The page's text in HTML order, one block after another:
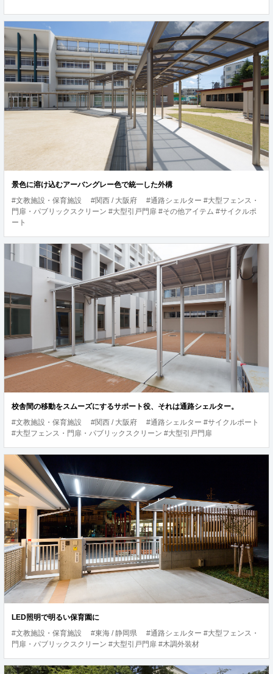
景色に溶け込むアーバングレー色で統一した外構
#文教施設・保育施設
#関西 / 大阪府
#通路シェルター #大型フェンス・
門扉・パブリックスクリーン #大型引戸門扉 #その他アイテム #サイクルポ
ート
校舎間の移動をスムーズにするサポート役、それは通路シェルター。
#文教施設・保育施設
#関西 / 大阪府
#通路シェルター #サイクルポート
#大型フェンス・門扉・パブリックスクリーン #大型引戸門扉
LED照明で明るい保育園に
#文教施設・保育施設
#東海 / 静岡県
#通路シェルター #大型フェンス・
門扉・パブリックスクリーン #大型引戸門扉 #木調外装材